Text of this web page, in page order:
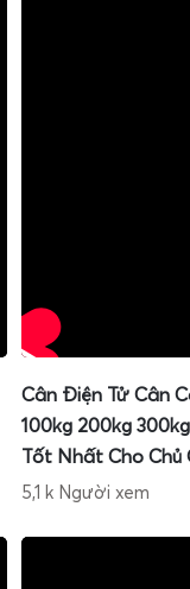
Cân Điện Tử Cân
100kg 200kg
Tốt Nhất Cho Chủ
5,1 k Người xem